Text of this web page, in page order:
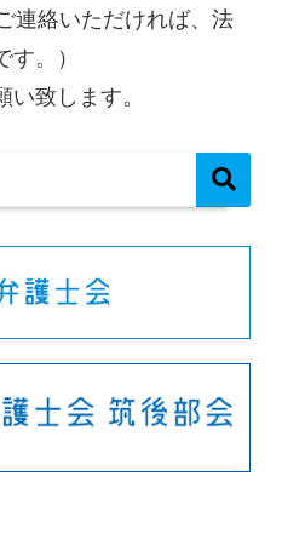
連絡いただければ、法
。）
い致します。